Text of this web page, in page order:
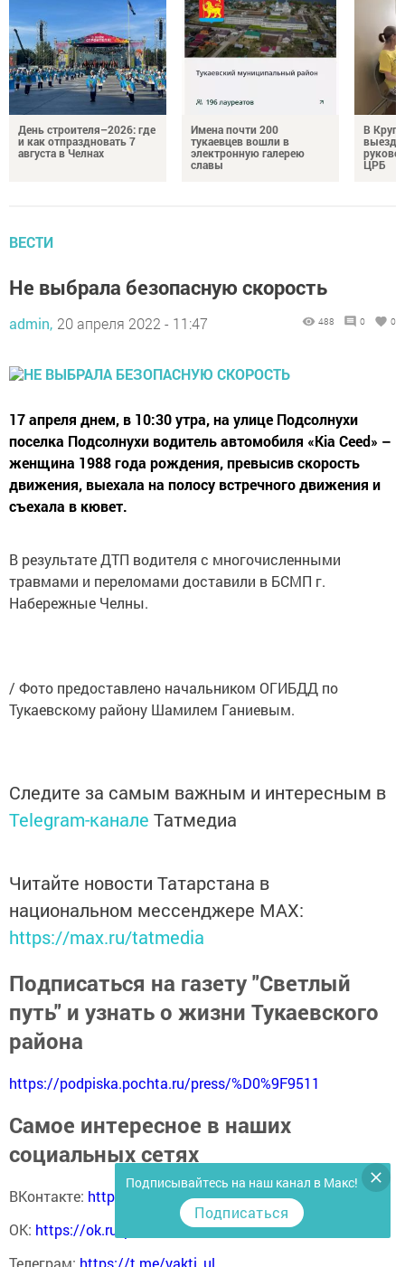
День строителя–2026: где
и как отпраздновать 7
августа в Челнах
Имена почти 200
тукаевцев вошли в
электронную галерею
славы
В
ЦРБ
ВЕСТИ
Не выбрала безопасную скорость
admin, 20 апреля 2022 - 11:47 488 0 0
17 апреля днем, в 10:30 утра, на улице Подсолнухи
поселка Подсолнухи водитель автомобиля «Kia Ceed» –
женщина 1988 года рождения, превысив скорость
движения, выехала на полосу встречного движения и
съехала в кювет.
В результате ДТП водителя с многочисленными
травмами и переломами доставили в БСМП г.
Набережные Челны.
/ Фото предоставлено начальником ОГИБДД по
Тукаевскому району Шамилем Ганиевым.
Следите за самым важным и интересным в
Telegram-канале Татмедиа
Читайте новости Татарстана в
национальном мессенджере MАХ:
https://max.ru/tatmedia
Подписаться на газету "Светлый
путь" и узнать о жизни Тукаевского
района
https://podpiska.pochta.ru/press/%D0%9F9511
Самое интересное в наших
социальных сетях
ВКонтакте: https://vk.com/svetliput
ОК: https://ok.ru/profile/590414664980
Телеграм: https://t.me/yakti_ul
Подписывайтесь на наш канал в Макс!
Подписаться